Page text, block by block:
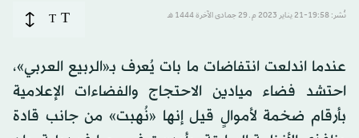
نُشر: 19:58-21 يناير 2023 م ـ 29 جمادى الآخرة 1444 هـ T
T
عندما اندلعت انتفاضات ما بات يُعرف بـ«الربيع العربي»،
احتشد فضاء ميادين الاحتجاج والفضاءات الإعلامية
بأرقام ضخمة لأموالٍ قيل إنها «نُهبت» من جانب قادة